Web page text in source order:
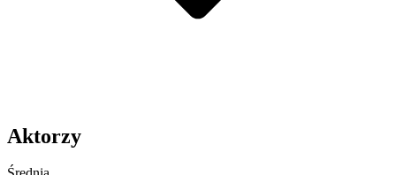
Aktorzy